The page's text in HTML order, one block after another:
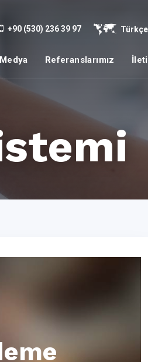
+90 (530) 236 39 97 Türkçe
Referanslarımız